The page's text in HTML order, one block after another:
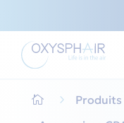
 5 Produits